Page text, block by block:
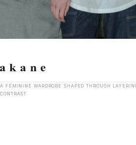
A FEMININE WARDROBE SHAPED THROUGH
CONTRAST.